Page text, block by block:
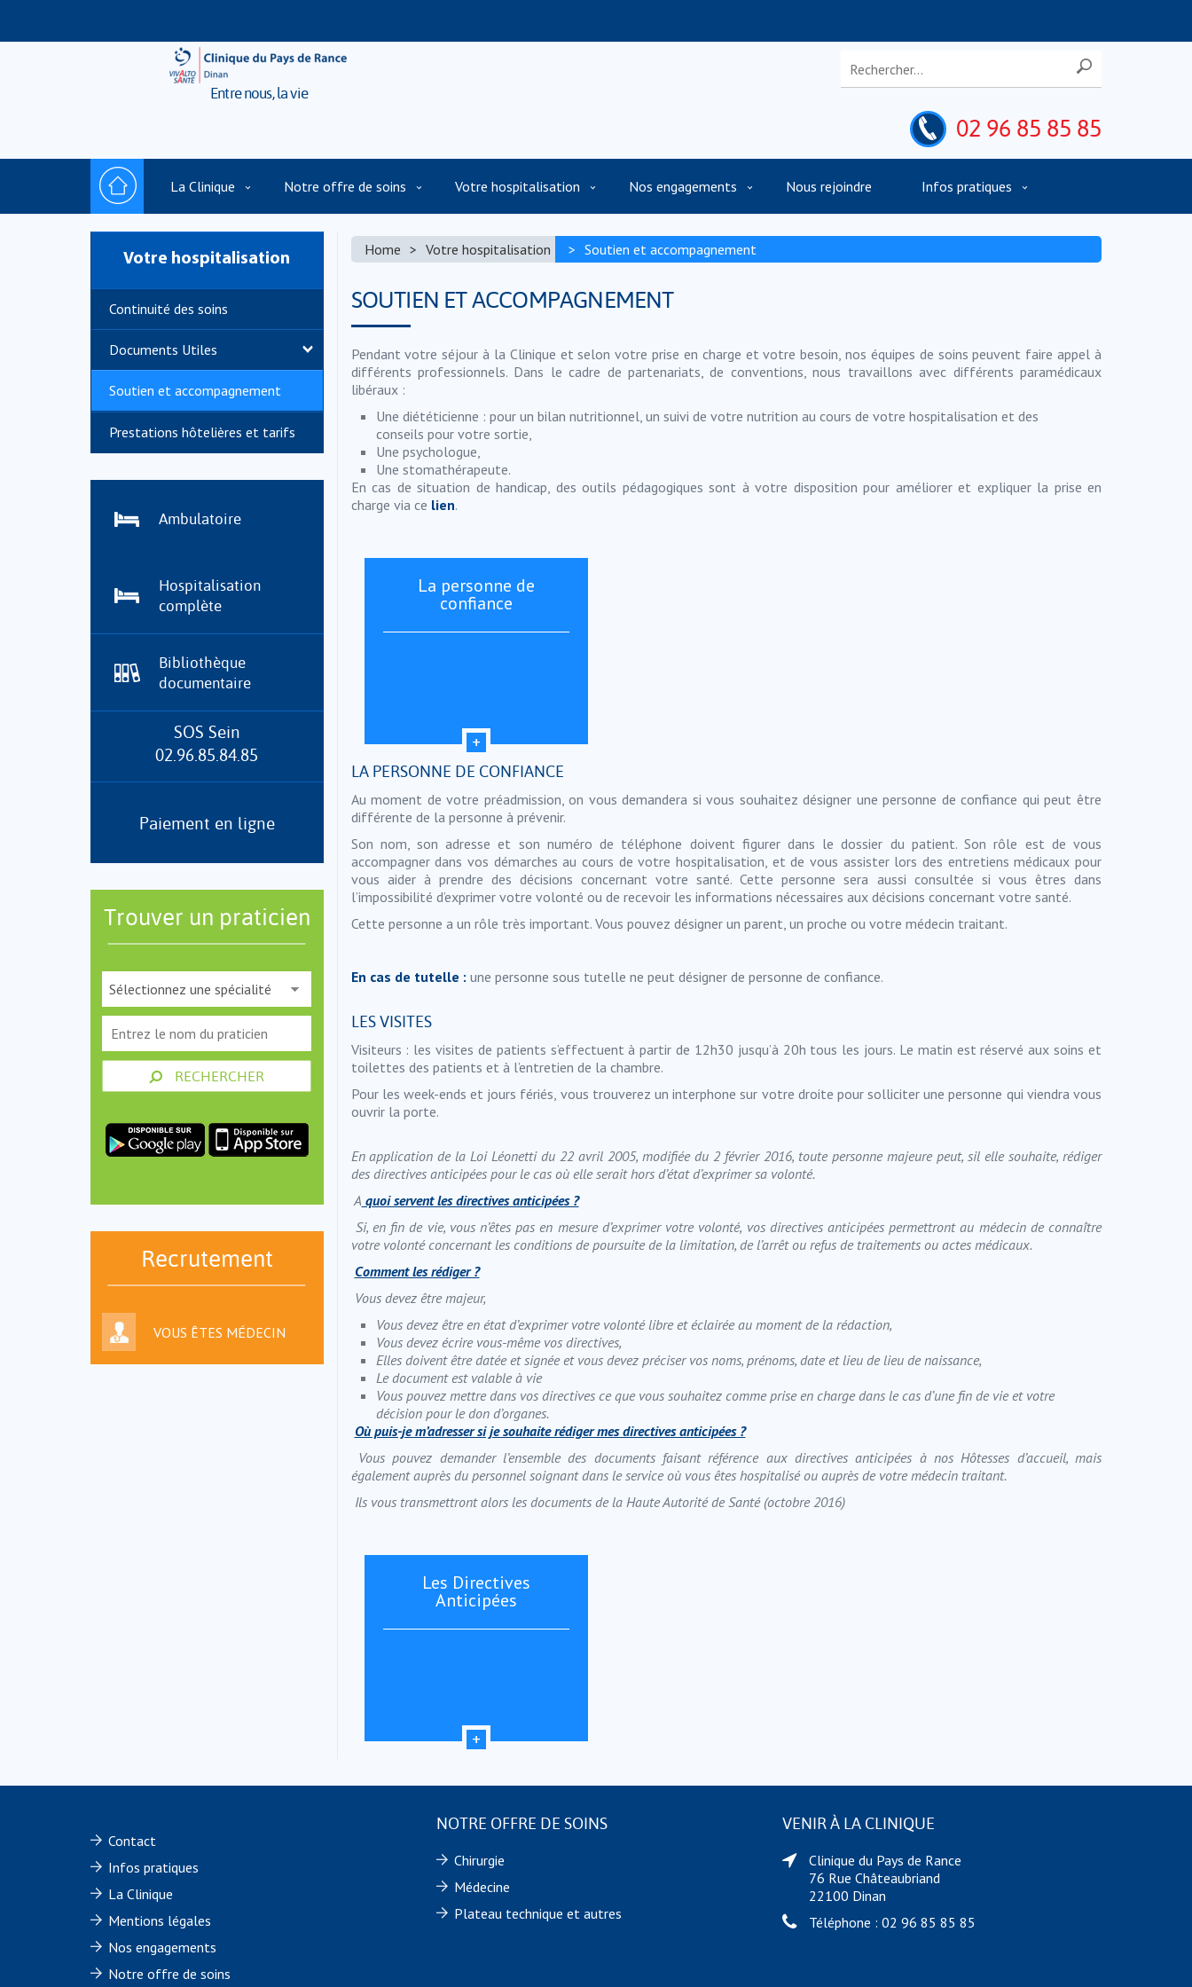
Entre nous, la vie
02 96 85 85 85
La Clinique Notre offre de soins Votre hospitalisation Nos engagements Nous rejoindre Infos pratiques
Votre hospitalisation
Continuité des soins
Documents Utiles
Soutien et accompagnement
Prestations hôtelières et tarifs
Ambulatoire
Hospitalisation
complète
Bibliothèque
documentaire
SOS Sein
02.96.85.84.85
Paiement en ligne
Trouver un praticien
RECHERCHER
Recrutement
VOUS ÊTES MÉDECIN
Home Votre hospitalisation Soutien et accompagnement
SOUTIEN ET ACCOMPAGNEMENT
Pendant votre séjour à la Clinique et selon votre prise en charge et votre besoin, nos équipes de soins peuvent faire appel à
différents professionnels. Dans le cadre de partenariats, de conventions, nous travaillons avec différents paramédicaux
libéraux :
Une diététicienne : pour un bilan nutritionnel, un suivi de votre nutrition au cours de votre hospitalisation et des
conseils pour votre sortie,
Une psychologue,
Une stomathérapeute.
En cas de situation de handicap, des outils pédagogiques sont à votre disposition pour améliorer et expliquer la prise en
charge via ce lien.
La personne de
confiance
LA PERSONNE DE CONFIANCE
Au moment de votre préadmission, on vous demandera si vous souhaitez désigner une personne de confiance qui peut être
différente de la personne à prévenir.
Son nom, son adresse et son numéro de téléphone doivent figurer dans le dossier du patient. Son rôle est de vous
accompagner dans vos démarches au cours de votre hospitalisation, et de vous assister lors des entretiens médicaux pour
vous aider à prendre des décisions concernant votre santé. Cette personne sera aussi consultée si vous êtres dans
l’impossibilité d’exprimer votre volonté ou de recevoir les informations nécessaires aux décisions concernant votre santé.
Cette personne a un rôle très important. Vous pouvez désigner un parent, un proche ou votre médecin traitant.
En cas de tutelle : une personne sous tutelle ne peut désigner de personne de confiance.
LES VISITES
Visiteurs : les visites de patients s’effectuent à partir de 12h30 jusqu’à 20h tous les jours. Le matin est réservé aux soins et
toilettes des patients et à l’entretien de la chambre.
Pour les week-ends et jours fériés, vous trouverez un interphone sur votre droite pour solliciter une personne qui viendra vous
ouvrir la porte.
En application de la Loi Léonetti du 22 avril 2005, modifiée du 2 février 2016, toute personne majeure peut, sil elle souhaite, rédiger
des directives anticipées pour le cas où elle serait hors d’état d’exprimer sa volonté.
A quoi servent les directives anticipées ?
Si, en fin de vie, vous n’êtes pas en mesure d’exprimer votre volonté, vos directives anticipées permettront au médecin de connaître
votre volonté concernant les conditions de poursuite de la limitation, de l’arrêt ou refus de traitements ou actes médicaux.
Comment les rédiger ?
Vous devez être majeur,
Vous devez être en état d’exprimer votre volonté libre et éclairée au moment de la rédaction,
Vous devez écrire vous-même vos directives,
Elles doivent être datée et signée et vous devez préciser vos noms, prénoms, date et lieu de lieu de naissance,
Le document est valable à vie
Vous pouvez mettre dans vos directives ce que vous souhaitez comme prise en charge dans le cas d’une fin de vie et votre
décision pour le don d’organes.
Où puis-je m’adresser si je souhaite rédiger mes directives anticipées ?
Vous pouvez demander l’ensemble des documents faisant référence aux directives anticipées à nos Hôtesses d’accueil, mais
également auprès du personnel soignant dans le service où vous êtes hospitalisé ou auprès de votre médecin traitant.
Ils vous transmettront alors les documents de la Haute Autorité de Santé (octobre 2016)
Les Directives
Anticipées
Contact
Infos pratiques
La Clinique
Mentions légales
Nos engagements
Notre offre de soins
NOTRE OFFRE DE SOINS
Chirurgie
Médecine
Plateau technique et autres
VENIR À LA CLINIQUE
Clinique du Pays de Rance
76 Rue Châteaubriand
22100 Dinan
Téléphone : 02 96 85 85 85